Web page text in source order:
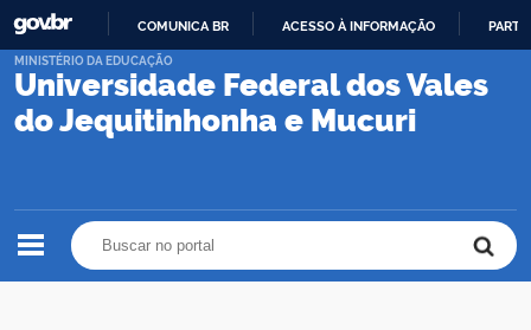
PARA
CONTEÚDO
COMUNICA BR ACESSO À INFORMAÇÃO
Universidade Federal dos Vales
do Jequitinhonha e Mucuri
MINISTÉRIO DA EDUCAÇÃO